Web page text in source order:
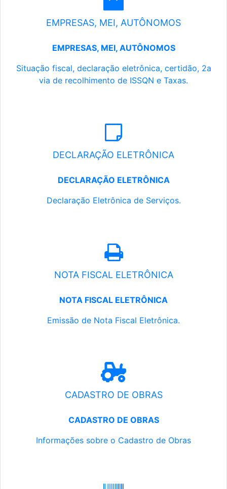
EMPRESAS, MEI, AUTÔNOMOS
EMPRESAS, MEI, AUTÔNOMOS
Situação fiscal, declaração eletrônica, certidão, 2a
via de recolhimento de ISSQN e Taxas.
DECLARAÇÃO ELETRÔNICA
DECLARAÇÃO ELETRÔNICA
Declaração Eletrônica de Serviços.
NOTA FISCAL ELETRÔNICA
NOTA FISCAL ELETRÔNICA
Emissão de Nota Fiscal Eletrônica.
CADASTRO DE OBRAS
CADASTRO DE OBRAS
Informações sobre o Cadastro de Obras